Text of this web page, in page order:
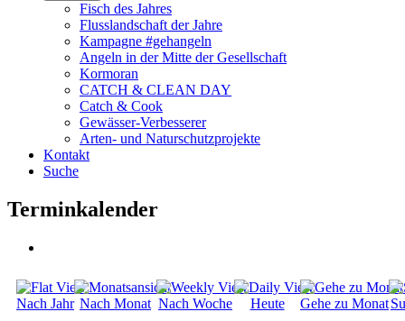
Fisch des Jahres
Flusslandschaft der Jahre
Kampagne #gehangeln
Angeln in der Mitte der Gesellschaft
Kormoran
CATCH & CLEAN DAY
Catch & Cook
Gewässer-Verbesserer
Arten- und Naturschutzprojekte
Kontakt
Suche
Terminkalender
Nach Jahr Nach Monat Nach Woche Heute Gehe zu Monat